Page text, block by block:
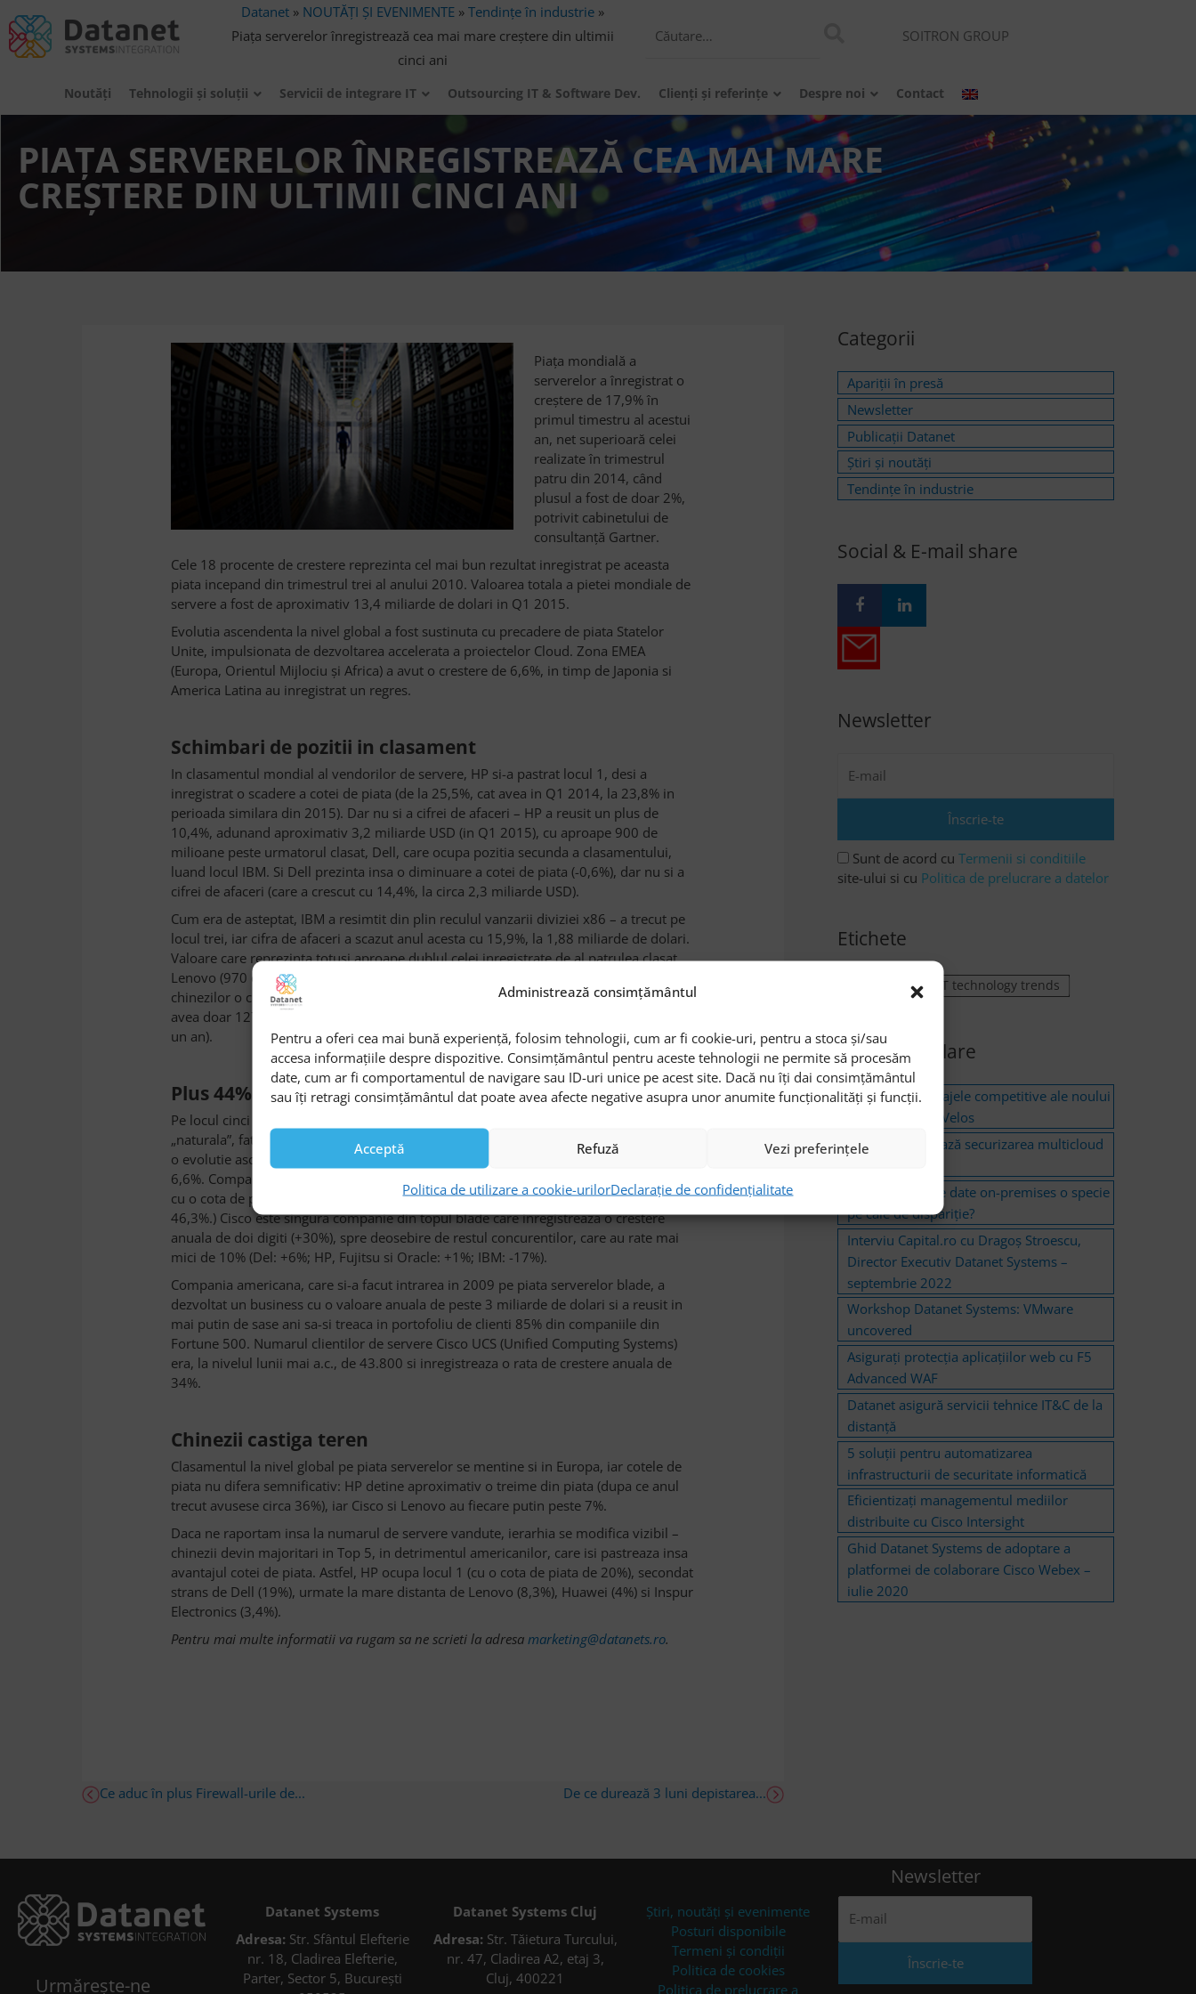
Administrează consimțământul
Pentru a oferi cea mai bună experiență, folosim tehnologii, cum ar fi cookie-uri, pentru a stoca și/sau
accesa informațiile despre dispozitive. Consimțământul pentru aceste tehnologii ne permite să procesăm
date, cum ar fi comportamentul de navigare sau ID-uri unice pe acest site. Dacă nu îți dai consimțământul
sau îți retragi consimțământul dat poate avea afecte negative asupra unor anumite funcționalități și funcții.
Acceptă Refuză Vezi preferințele
Politica de utilizare a cookie-urilorDeclarație de confidențialitate
Datanet» NOUTĂȚI ȘI EVENIMENTE» Tendințe în industrie»
Piața serverelor înregistrează cea mai mare creștere din ultimii
cinci ani
SOITRON GROUP
Noutăți Tehnologii şi soluţii Servicii de integrare IT Outsourcing IT & Software Dev. Clienți și referințe Despre noi Contact
PIAȚA SERVERELOR ÎNREGISTREAZĂ CEA MAI MARE
CREȘTERE DIN ULTIMII CINCI ANI
Piața mondială a
serverelor a înregistrat o
creștere de 17,9% în
primul timestru al acestui
an, net superioară celei
realizate în trimestrul
patru din 2014, când
plusul a fost de doar 2%,
potrivit cabinetului de
consultanță Gartner.
Cele 18 procente de crestere reprezinta cel mai bun rezultat inregistrat pe aceasta
piata incepand din trimestrul trei al anului 2010. Valoarea totala a pietei mondiale de
servere a fost de aproximativ 13,4 miliarde de dolari in Q1 2015.
Evolutia ascendenta la nivel global a fost sustinuta cu precadere de piata Statelor
Unite, impulsionata de dezvoltarea accelerata a proiectelor Cloud. Zona EMEA
(Europa, Orientul Mijlociu şi Africa) a avut o crestere de 6,6%, in timp de Japonia si
America Latina au inregistrat un regres.
Schimbari de pozitii in clasament
In clasamentul mondial al vendorilor de servere, HP si-a pastrat locul 1, desi a
inregistrat o scadere a cotei de piata (de la 25,5%, cat avea in Q1 2014, la 23,8% in
perioada similara din 2015). Dar nu si a cifrei de afaceri – HP a reusit un plus de
10,4%, adunand aproximativ 3,2 miliarde USD (in Q1 2015), cu aproape 900 de
milioane peste urmatorul clasat, Dell, care ocupa pozitia secunda a clasamentului,
luand locul IBM. Si Dell prezinta insa o diminuare a cotei de piata (-0,6%), dar nu si a
cifrei de afaceri (care a crescut cu 14,4%, la circa 2,3 miliarde USD).
Cum era de asteptat, IBM a resimtit din plin reculul vanzarii diviziei x86 – a trecut pe
locul trei, iar cifra de afaceri a scazut anul acesta cu 15,9%, la 1,88 miliarde de dolari.
Valoare care reprezinta totusi aproape dublul celei inregistrate de al patrulea clasat,
Lenovo (970 de milioane USD). Preluarea diviziei x86 de la IBM le-a asigurat
chinezilor o crestere „artificiala” a cifrei de afaceri de 658,3% (in Q1 2014, Lenovo
avea doar 127 milioane USD) si un salt al cotei de piata la 6,6% (de la 1,1 in urma cu
un an).
Plus 44% pentru Cisco
Pe locul cinci cu o crestere a cifrei de afaceri de 44,4% – apreciata de catre analisti ca
„naturala”, fata de cea inregistrata de Lenovo – se situeaza Cisco, care se mentine pe
o evolutie ascendenta, crescandu-si in Q1 2015 cota de piata cu 1,2 procente, pana la
6,6%. Compania ocupa insa locul doi pe piata serverelor blade x86 la nivel mondial,
cu o cota de piata in crestere constanta, de 25,2%. (Pe primul loc este HP cu o cota de
46,3%.) Cisco este singura companie din topul blade care inregistreaza o crestere
anuala de doi digiti (+30%), spre deosebire de restul concurentilor, care au rate mai
mici de 10% (Del: +6%; HP, Fujitsu si Oracle: +1%; IBM: -17%).
Compania americana, care si-a facut intrarea in 2009 pe piata serverelor blade, a
dezvoltat un business cu o valoare anuala de peste 3 miliarde de dolari si a reusit in
mai putin de sase ani sa-si treaca in portofoliu de clienti 85% din companiile din
Fortune 500. Numarul clientilor de servere Cisco UCS (Unified Computing Systems)
era, la nivelul lunii mai a.c., de 43.800 si inregistreaza o rata de crestere anuala de
34%.
Chinezii castiga teren
Clasamentul la nivel global pe piata serverelor se mentine si in Europa, iar cotele de
piata nu difera semnificativ: HP detine aproximativ o treime din piata (dupa ce anul
trecut avusese circa 36%), iar Cisco si Lenovo au fiecare putin peste 7%.
Daca ne raportam insa la numarul de servere vandute, ierarhia se modifica vizibil –
chinezii devin majoritari in Top 5, in detrimentul americanilor, care isi pastreaza insa
avantajul cotei de piata. Astfel, HP ocupa locul 1 (cu o cota de piata de 20%), secondat
strans de Dell (19%), urmate la mare distanta de Lenovo (8,3%), Huawei (4%) si Inspur
Electronics (3,4%).
Pentru mai multe informatii va rugam sa ne scrieti la adresamarketing@datanets.ro.
Ce aduc în plus Firewall-urile de... De ce durează 3 luni depistarea...
Categorii
Apariții în presă
Newsletter
Publicații Datanet
Știri și noutăți
Tendințe în industrie
Social & E-mail share
Newsletter
Sunt de acord cu Termenii si conditiile
site-ului si cu Politica de prelucrare a datelor
Etichete
Data Center IT technology trends
Articole similare
Care sunt avantajele competitive ale noului
echipament F5 Velos
Cisco reinventează securizarea multicloud
Sunt centrele de date on-premises o specie
pe cale de dispariție?
Interviu Capital.ro cu Dragoș Stroescu,
Director Executiv Datanet Systems –
septembrie 2022
Workshop Datanet Systems: VMware
uncovered
Asigurați protecția aplicațiilor web cu F5
Advanced WAF
Datanet asigură servicii tehnice IT&C de la
distanță
5 soluții pentru automatizarea
infrastructurii de securitate informatică
Eficientizați managementul mediilor
distribuite cu Cisco Intersight
Ghid Datanet Systems de adoptare a
platformei de colaborare Cisco Webex –
iulie 2020
Urmărește-ne
Datanet Systems
Adresa: Str. Sfântul Elefterie
nr. 18, Cladirea Elefterie,
Parter, Sector 5, București
Datanet Systems Cluj
Adresa: Str. Tăietura Turcului,
nr. 47, Cladirea A2, etaj 3,
Cluj, 400221
Știri, noutăți și evenimente
Posturi disponibile
Termeni și condiții
Politica de cookies
Politica de prelucrare a
Newsletter